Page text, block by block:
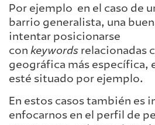
Por ejemplo en el caso de
barrio generalista, una
intentar posicionarse
con keywords relacionadas
geográfica más específica,
esté situado por ejemplo.
En estos casos también es
enfocarnos en el perfil de